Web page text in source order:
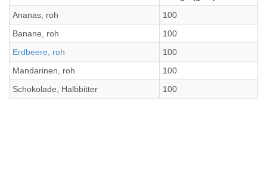
Ananas, roh
100
Banane, roh
100
Erdbeere, roh
100
Mandarinen, roh
100
Schokolade, Halbbitter
100